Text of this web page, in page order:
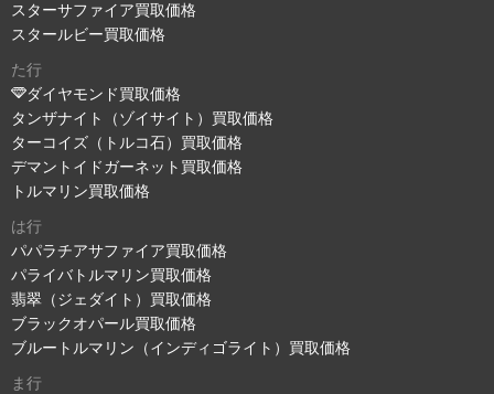
スターサファイア買取価格
スタールビー買取価格
た行
ダイヤモンド買取価格
タンザナイト（ゾイサイト）買取価格
ターコイズ（トルコ石）買取価格
デマントイドガーネット買取価格
トルマリン買取価格
は行
パパラチアサファイア買取価格
パライバトルマリン買取価格
翡翠（ジェダイト）買取価格
ブラックオパール買取価格
ブルートルマリン（インディゴライト）買取価格
ま行